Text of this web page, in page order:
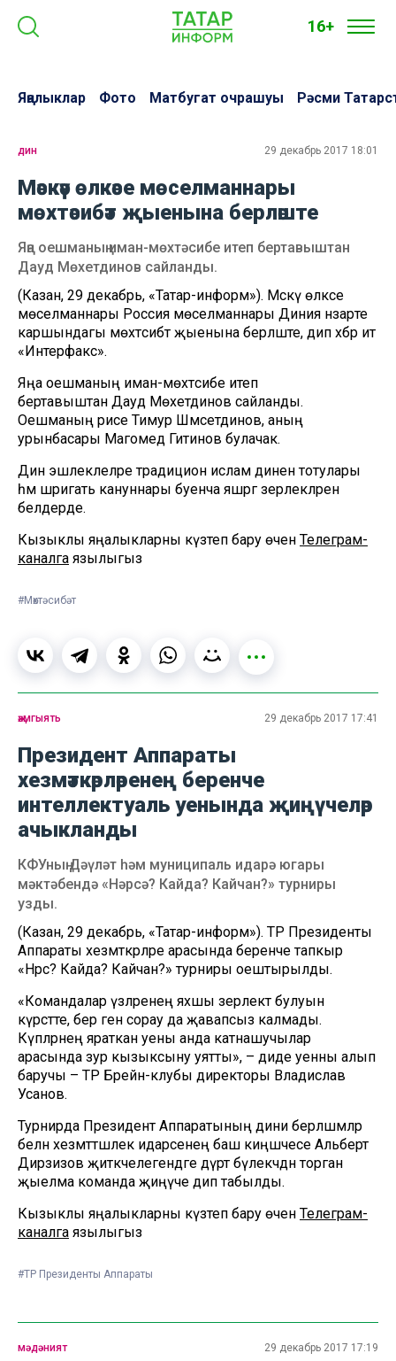
16+
Яңалыклар Фото Матбугат очрашуы Рәсми
дин 29 декабрь 2017 18:01
Мәскәү өлкәсе мөселманнары
мөхтәсибәт җыенына берләште
Яңа оешманың иман-мөхтәсибе итеп бертавыштан
Дауд Мөхетдинов сайланды.
(Казан, 29 декабрь, «Татар-информ»). Мәскәү өлкәсе
мөселманнары Россия мөселманнары Диния нәзарәте
каршындагы мөхтәсибәт җыенына берләште, дип хәбәр итә
«Интерфакс».
Яңа оешманың иман-мөхтәсибе итеп
бертавыштан Дауд Мөхетдинов сайланды.
Оешманың рәисе Тимур Шәмсетдинов, аның
урынбасары Магомед Гитинов булачак.
Дин эшлеклеләре традицион ислам динен тотулары
һәм шәригать кануннары буенча яшәргә әзерлекләрен
белдерде.
Кызыклы яңалыкларны күзәтеп бару өчен Телеграм-
каналга язылыгыз
#Мөхтәсибәт
җәмгыять 29 декабрь 2017 17:41
Президент Аппараты
хезмәткәрләренең беренче
интеллектуаль уенында җиңүчеләр
ачыкланды
КФУның Дәүләт һәм муниципаль идарә югары
мәктәбендә «Нәрсә? Кайда? Кайчан?» турниры
узды.
(Казан, 29 декабрь, «Татар-информ»). ТР Президенты
Аппараты хезмәткәрләре арасында беренче тапкыр
«Нәрсә? Кайда? Кайчан?» турниры оештырылды.
«Командалар үзләренең яхшы әзерлектә булуын
күрсәтте, бер генә сорау да җавапсыз калмады.
Күпләрнең яраткан уены анда катнашучылар
арасында зур кызыксыну уятты», – диде уенны алып
баручы – ТР Брейн-клубы директоры Владислав
Усанов.
Турнирда Президент Аппаратының дини берләшмәләр
белән хезмәттәшлек идарәсенең баш киңәшчесе Альберт
Дирзизов җитәкчелегендәге дүрт бүлекчәдән торган
җыелма команда җиңүче дип табылды.
Кызыклы яңалыкларны күзәтеп бару өчен Телеграм-
каналга язылыгыз
#ТР Президенты Аппараты
мәдәният 29 декабрь 2017 17:19